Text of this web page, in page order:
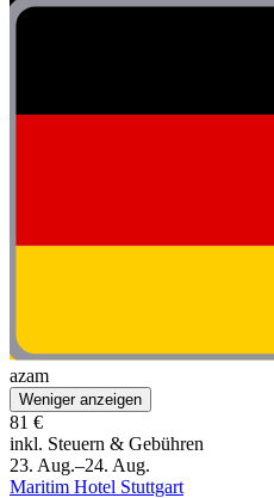
azam
Weniger anzeigen
81 €
inkl. Steuern & Gebühren
23. Aug.–24. Aug.
Maritim Hotel Stuttgart